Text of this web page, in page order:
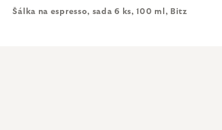
Šálka na espresso, sada 6 ks, 100 ml, Bitz